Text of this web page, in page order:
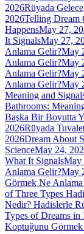
2026Rüyada
2026Telling Dream
HappensMay 27,
It SignalsMay 27,
Anlama Gelir?May
Anlama Gelir?May
Anlama Gelir?May
Anlama Gelir?May
Meaning and
Bathrooms:
Başka Bir Boyutta
2026Rüyada
2026Dream About
ScienceMay 24,
What It SignalsMay
Anlama Gelir?May
Görmek Ne
of Three Types
Nedir? Hadislerle
Types of Dreams in
Koptuğunu